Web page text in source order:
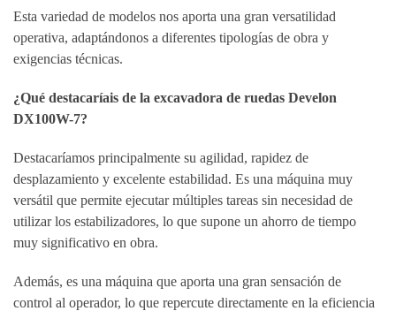
Esta variedad de modelos nos aporta una gran versatilidad
operativa, adaptándonos a diferentes tipologías de obra y
exigencias técnicas.
¿Qué destacaríais de la excavadora de ruedas Develon
DX100W-7?
Destacaríamos principalmente su agilidad, rapidez de
desplazamiento y excelente estabilidad. Es una máquina muy
versátil que permite ejecutar múltiples tareas sin necesidad de
utilizar los estabilizadores, lo que supone un ahorro de tiempo
muy significativo en obra.
Además, es una máquina que aporta una gran sensación de
control al operador, lo que repercute directamente en la eficiencia